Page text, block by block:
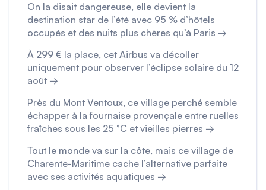
On la disait dangereuse, elle devient la
destination star de l’été avec 95 % d’hôtels
occupés et des nuits plus chères qu’à Paris →
À 299 € la place, cet Airbus va décoller
uniquement pour observer l’éclipse solaire du 12
août →
Près du Mont Ventoux, ce village perché semble
échapper à la fournaise provençale entre ruelles
fraîches sous les 25 °C et vieilles pierres →
Tout le monde va sur la côte, mais ce village de
Charente-Maritime cache l’alternative parfaite
avec ses activités aquatiques →